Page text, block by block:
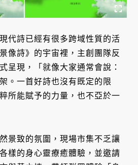
代詩已經有很多跨域性質的活
像詩》的宇宙裡，主創團隊反
呈現，「就像大家通常會說：
。一首好詩也沒有既定的限
所能賦予的力量，也不亞於一
景致的氛圍，現場市集不乏讓
樣的身心靈療癒體驗，並邀請